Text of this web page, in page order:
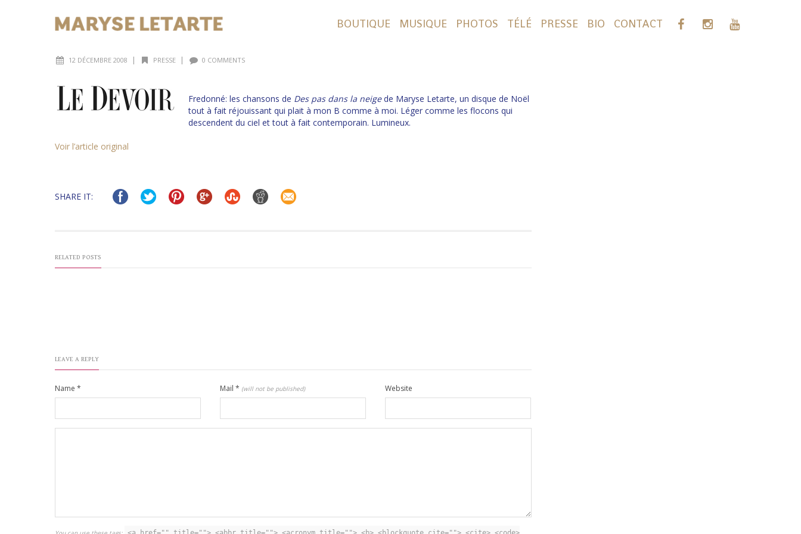
BOUTIQUE MUSIQUE PHOTOS TÉLÉ PRESSE BIO CONTACT
12 DÉCEMBRE 2008 | PRESSE | 0 COMMENTS
Fredonné: les chansons de Des pas dans la neigede Maryse Letarte, un disque de Noël
tout à fait réjouissant qui plait à mon B comme à moi. Léger comme les flocons qui
descendent du ciel et tout à fait contemporain. Lumineux.
Voir l’article original
SHARE IT:
RELATED POSTS
LEAVE A REPLY
Name * Mail* (will not be published) Website